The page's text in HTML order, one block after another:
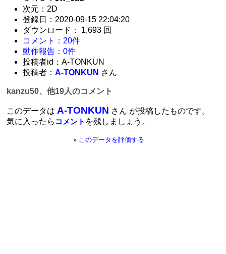
次元：2D
登録日：2020-09-15 22:04:20
ダウンロード： 1,693 回
コメント：20件
動作報告：0件
投稿者id：A-TONKUN
投稿者：A-TONKUN さん
kanzu50、他19人のコメント
このデータは A-TONKUN さん が投稿したものです。
気に入ったら コメント を残しましょう。
» このデータを評価する